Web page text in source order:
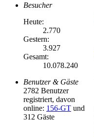
Besucher
Heute:
2.770
Gestern:
3.927
Gesamt:
10.078.240
Benutzer & Gäste
2782 Benutzer
registriert, davon
online: 156-GT und
312 Gäste